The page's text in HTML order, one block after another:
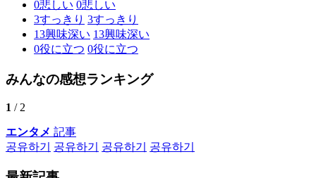
0悲しい 0悲しい
3すっきり 3すっきり
13興味深い 13興味深い
0役に立つ 0役に立つ
みんなの感想ランキング
1 / 2
エンタメ 記事
공유하기
공유하기 공유하기 공유하기